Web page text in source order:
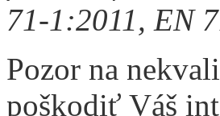
71-1:2011, EN
Pozor na
poškodiť Váš